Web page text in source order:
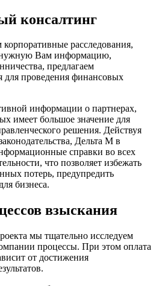
консалтинг
расследования,
нужную Вам информацию,
предлагаем
для проведения финансовых
информации о партнерах,
имеет большое значение для
решения. Действуя
Дельта М в
справки во всех
что позволяет избежать
потерь, предупредить
бизнеса.
взыскания
мы тщательно исследуем
процессы. При этом оплата
от достижения